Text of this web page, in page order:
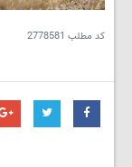
کد مطلب 2778581